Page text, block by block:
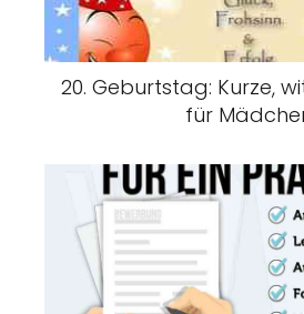
20. Geburtstag: Kurze,
für